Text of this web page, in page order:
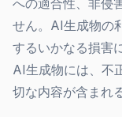
への適合性、非侵
せん。AI生成物の
するいかなる損害
AI生成物には、不
切な内容が含まれ